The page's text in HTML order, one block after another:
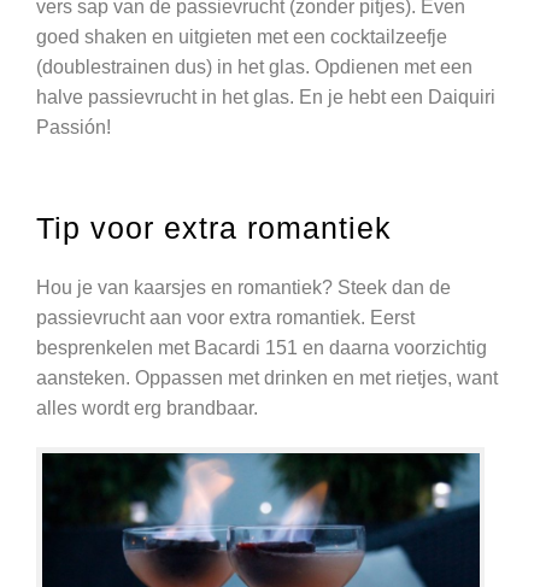
vers sap van de passievrucht (zonder pitjes). Even
goed shaken en uitgieten met een cocktailzeefje
(doublestrainen dus) in het glas. Opdienen met een
halve passievrucht in het glas. En je hebt een Daiquiri
Passión!
Tip voor extra romantiek
Hou je van kaarsjes en romantiek? Steek dan de
passievrucht aan voor extra romantiek. Eerst
besprenkelen met Bacardi 151 en daarna voorzichtig
aansteken. Oppassen met drinken en met rietjes, want
alles wordt erg brandbaar.